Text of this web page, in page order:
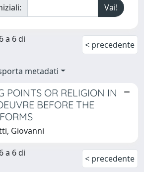
a 6 di
< precedente
metadati
POINTS OR RELIGION IN
BEFORE THE
Giovanni
a 6 di
< precedente